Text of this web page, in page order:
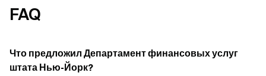
FAQ
Что предложил Департамент финансовых услуг
штата Нью-Йорк?